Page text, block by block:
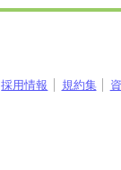
採用情報 規約集